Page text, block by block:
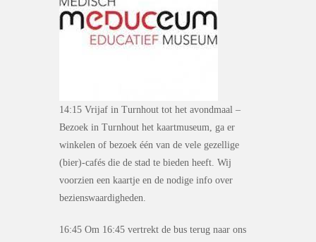
14:15 Vrijaf in Turnhout tot het avondmaal –
Bezoek in Turnhout het kaartmuseum, ga er
winkelen of bezoek één van de vele gezellige
(bier)-cafés die de stad te bieden heeft. Wij
voorzien een kaartje en de nodige info over
bezienswaardigheden.
16:45 Om 16:45 vertrekt de bus terug naar ons